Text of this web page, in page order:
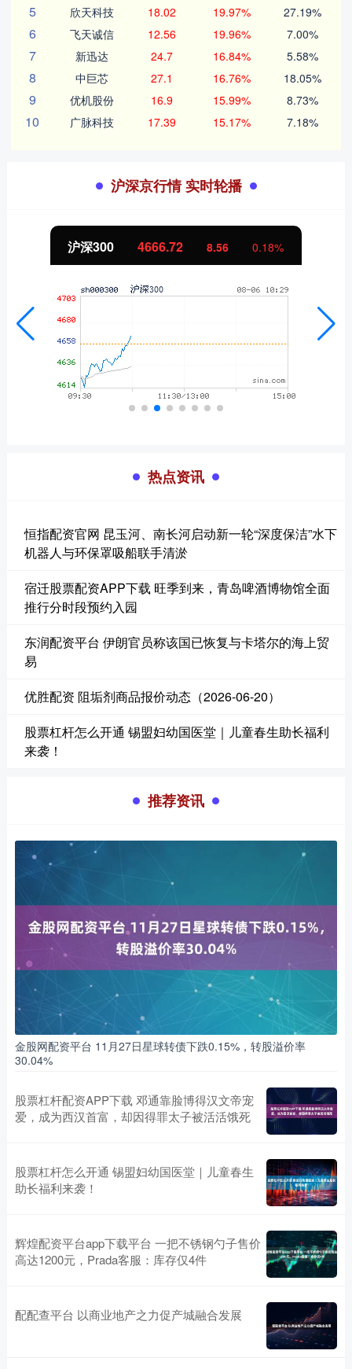
5 欣天科技 18.02 19.97% 27.19%
6 飞天诚信 12.56 19.96% 7.00%
7 新迅达 24.7 16.84% 5.58%
8 中巨芯 27.1 16.76% 18.05%
9 优机股份 16.9 15.99% 8.73%
10 广脉科技 17.39 15.17% 7.18%
沪深京行情 实时轮播
北证50 1123.86 4.40 0.39%
热点资讯
恒指配资官网 昆玉河、南长河启动新一轮“深度保洁”水下
机器人与环保罩吸船联手清淤
宿迁股票配资APP下载 旺季到来，青岛啤酒博物馆全面
推行分时段预约入园
东润配资平台 伊朗官员称该国已恢复与卡塔尔的海上贸
易
优胜配资 阻垢剂商品报价动态（2026-06-20）
股票杠杆怎么开通 锡盟妇幼国医堂｜儿童春生助长福利
来袭！
推荐资讯
金股网配资平台 11月27日星球转债下跌0.15%，转股溢价率
30.04%
股票杠杆配资APP下载 邓通靠脸博得汉文帝宠
爱，成为西汉首富，却因得罪太子被活活饿死
股票杠杆怎么开通 锡盟妇幼国医堂｜儿童春生
助长福利来袭！
辉煌配资平台app下载平台 一把不锈钢勺子售价
高达1200元，Prada客服：库存仅4件
配配查平台 以商业地产之力促产城融合发展